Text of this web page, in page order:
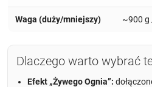
Waga (duży/mniejszy) ~900 g
Dlaczego warto wybrać
Efekt „Żywego Ognia”: